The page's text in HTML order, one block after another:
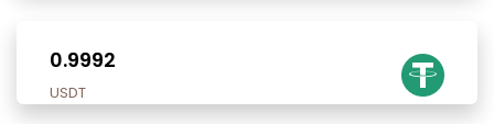
0.9992
USDT